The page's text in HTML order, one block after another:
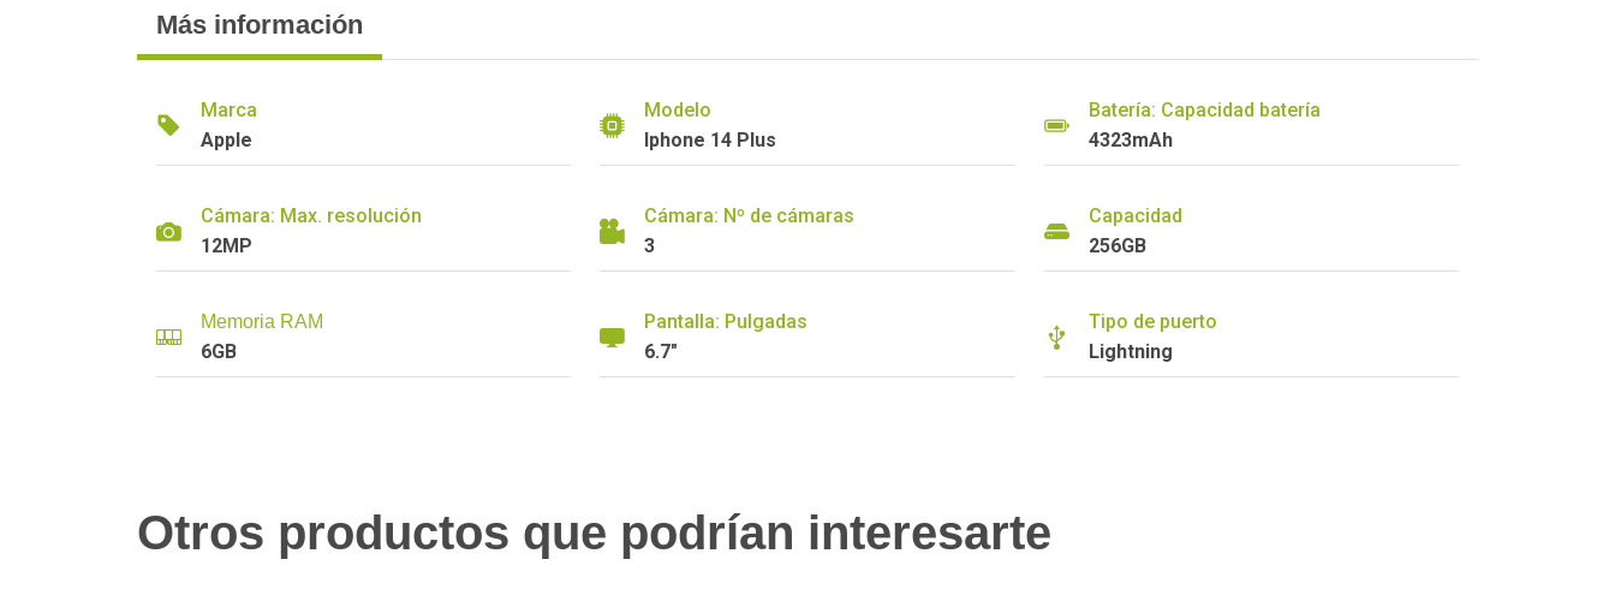
Más información
Marca
Apple
Modelo
Iphone 14 Plus
Batería: Capacidad batería
4323mAh
Cámara: Max. resolución
12MP
Cámara: Nº de cámaras
3
Capacidad
256GB
Memoria RAM
6GB
Pantalla: Pulgadas
6.7"
Tipo de puerto
Lightning
Otros productos que podrían interesarte